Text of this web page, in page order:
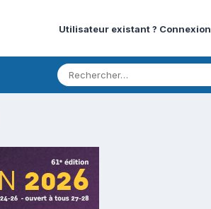
Utilisateur existant ? Connexion